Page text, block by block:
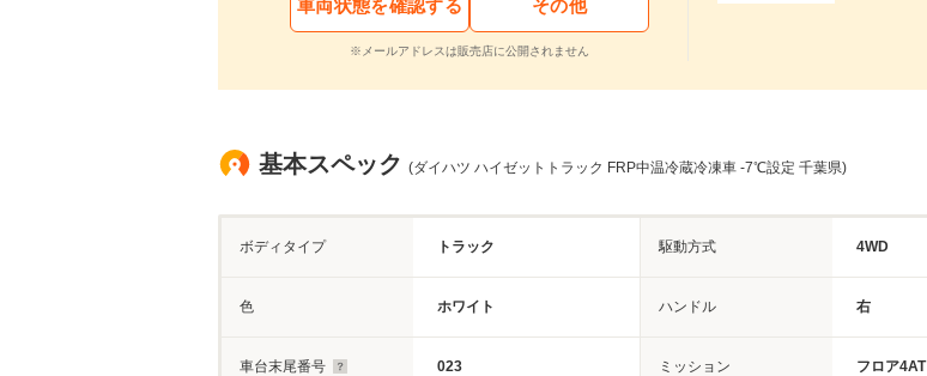
車両状態を確認する その他
※メールアドレスは販売店に公開されません
基本スペック (ダイハツ ハイゼットトラック FRP中温冷蔵冷凍車 -7℃設定 千葉県)
ボディタイプ トラック 駆動方式 4WD
色 ホワイト ハンドル 右
車台末尾番号 023 ミッション フロア4AT